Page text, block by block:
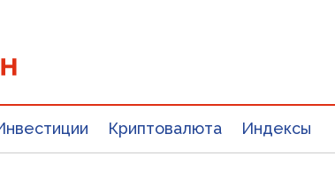
Криптовалюта Индексы